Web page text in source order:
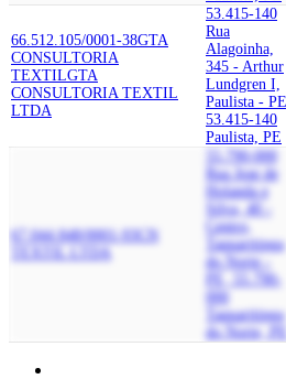
66.512.105/0001-38GTA
CONSULTORIA
TEXTILGTA
CONSULTORIA TEXTIL
LTDA
53.415-140
Rua
Alagoinha,
345 - Arthur
Lundgren I,
Paulista -
53.415-140
Paulista, PE
67.044.848/0001-93CN
TEXTIL LTDA
55.790-000
Rua Jose de
Holanda e
Silva, 40 -
Centro,
Taquaritinga
do Norte -
PE, 55.790-
000
Taquaritinga
do Norte, PE